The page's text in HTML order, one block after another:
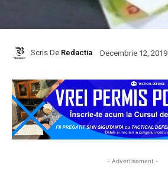
Scris De Redactia Decembrie 12, 2019
- Advertisement -